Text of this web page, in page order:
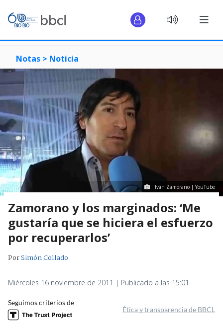
Notas > Noticia
Iván Zamorano | YouTube
Zamorano y los marginados: ‘Me
gustaría que se hiciera el esfuerzo
por recuperarlos’
PorSimón Collado
Miércoles 16 noviembre de 2011 | Publicado a las 15:01
Seguimos criterios de
Ética y transparencia de BBCL